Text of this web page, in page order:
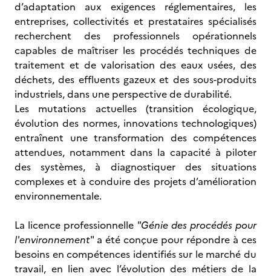
d’adaptation aux exigences réglementaires, les
entreprises, collectivités et prestataires spécialisés
recherchent des professionnels opérationnels
capables de maîtriser les procédés techniques de
traitement et de valorisation des eaux usées, des
déchets, des effluents gazeux et des sous-produits
industriels, dans une perspective de durabilité.
Les mutations actuelles (transition écologique,
évolution des normes, innovations technologiques)
entraînent une transformation des compétences
attendues, notamment dans la capacité à piloter
des systèmes, à diagnostiquer des situations
complexes et à conduire des projets d’amélioration
environnementale.
La licence professionnelle "Génie des procédés pour
l'environnement" a été conçue pour répondre à ces
besoins en compétences identifiés sur le marché du
travail, en lien avec l’évolution des métiers de la